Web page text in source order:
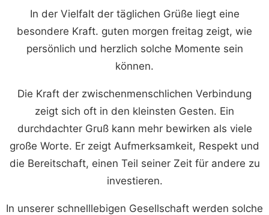
In der Vielfalt der täglichen Grüße liegt eine
besondere Kraft. guten morgen freitag zeigt, wie
persönlich und herzlich solche Momente sein
können.
Die Kraft der zwischenmenschlichen Verbindung
zeigt sich oft in den kleinsten Gesten. Ein
durchdachter Gruß kann mehr bewirken als viele
große Worte. Er zeigt Aufmerksamkeit, Respekt und
die Bereitschaft, einen Teil seiner Zeit für andere zu
investieren.
In unserer schnelllebigen Gesellschaft werden solche